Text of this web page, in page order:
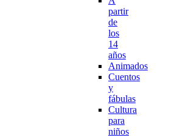
partir
de
los
14
años
Animados
Cuentos
y
fábulas
Cultura
para
niños